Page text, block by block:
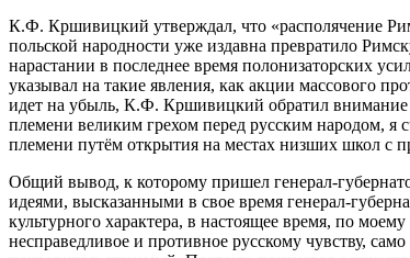
К.Ф. Кршивицкий утверждал, что «располячение
польской народности уже издавна превратило
нарастании в последнее время полонизаторских
указывал на такие явления, как акции массового
идет на убыль, К.Ф. Кршивицкий обратил внимание
племени великим грехом перед русским народом, я
племени путём открытия на местах низших школ с
Общий вывод, к которому пришел генерал-
идеями, высказанными в свое время генерал-
культурного характера, в настоящее время, по
несправедливое и противное русскому чувству,